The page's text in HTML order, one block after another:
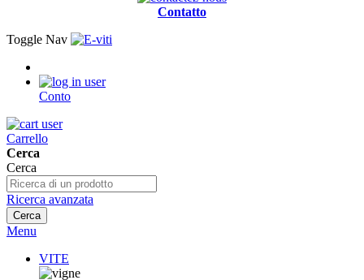
Contatto
Toggle Nav
Conto
Carrello
Cerca
Cerca
Ricerca avanzata
Cerca
Menu
VITE